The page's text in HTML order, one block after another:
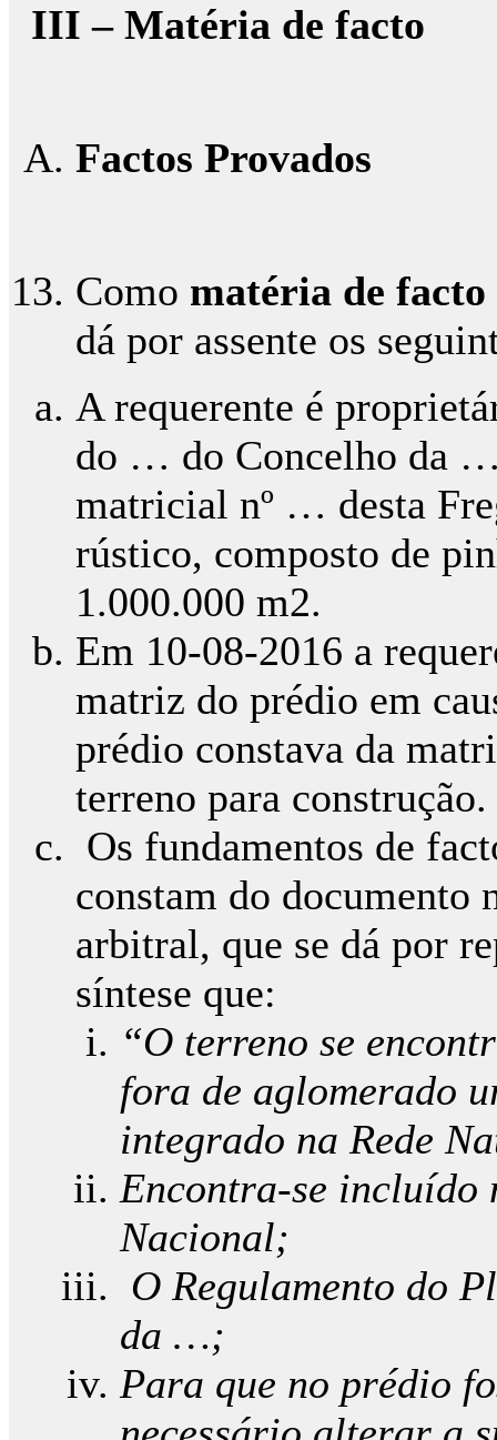
III – Matéria de facto
Factos Provados
Como matéria de facto
dá por assente os
A requerente é
do … do Concelho da
matricial nº … desta
rústico, composto de
1.000.000 m2.
Em 10-08-2016 a
matriz do prédio em
prédio constava da
terreno para construção.
Os fundamentos de
constam do documento
arbitral, que se dá por
síntese que:
“O terreno se
fora de aglomerado
integrado na Rede
Encontra-se incluído
Nacional;
O Regulamento do
da …;
Para que no prédio